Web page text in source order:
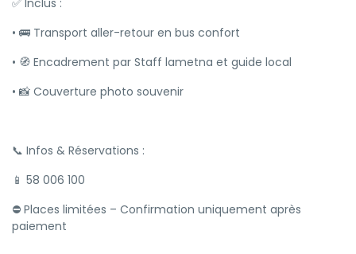
✅ Inclus :
• 🚌 Transport aller-retour en bus confort
• 🧭 Encadrement par Staff lametna et guide local
• 📸 Couverture photo souvenir
📞 Infos & Réservations :
📱 58 006 100
⛔ Places limitées – Confirmation uniquement après
paiement